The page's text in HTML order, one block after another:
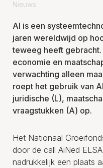
Nieuws
AI is een
jaren wereldwijd op
teweeg heeft
economie en
verwachting alleen
roept het gebruik van
juridische (L),
vraagstukken (A) op.
Het Nationaal
door de call AiNed
nadrukkelijk een plaats